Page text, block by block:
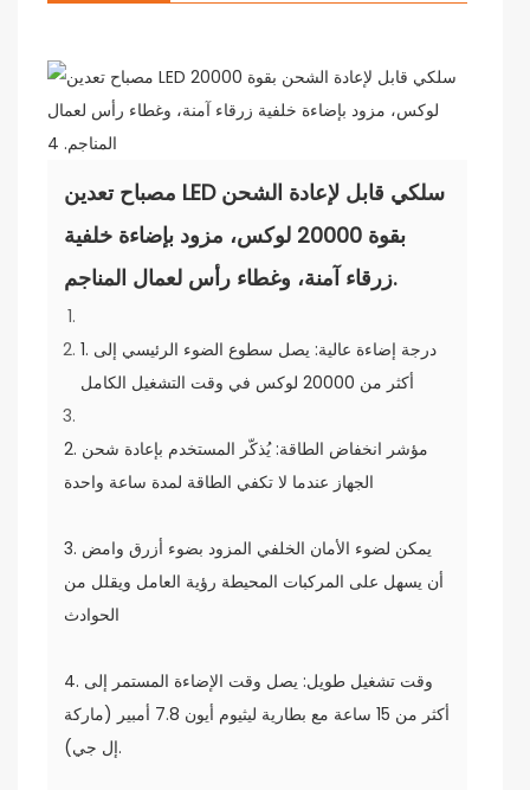
مصباح تعدين LED سلكي قابل لإعادة الشحن
بقوة 20000 لوكس، مزود بإضاءة خلفية
زرقاء آمنة، وغطاء رأس لعمال المناجم.
1. درجة إضاءة عالية: يصل سطوع الضوء الرئيسي إلى
أكثر من 20000 لوكس في وقت التشغيل الكامل
2. مؤشر انخفاض الطاقة: يُذكّر المستخدم بإعادة شحن
الجهاز عندما لا تكفي الطاقة لمدة ساعة واحدة
3. يمكن لضوء الأمان الخلفي المزود بضوء أزرق وامض
أن يسهل على المركبات المحيطة رؤية العامل ويقلل من
الحوادث
4. وقت تشغيل طويل: يصل وقت الإضاءة المستمر إلى
أكثر من 15 ساعة مع بطارية ليثيوم أيون 7.8 أمبير (ماركة
إل جي).